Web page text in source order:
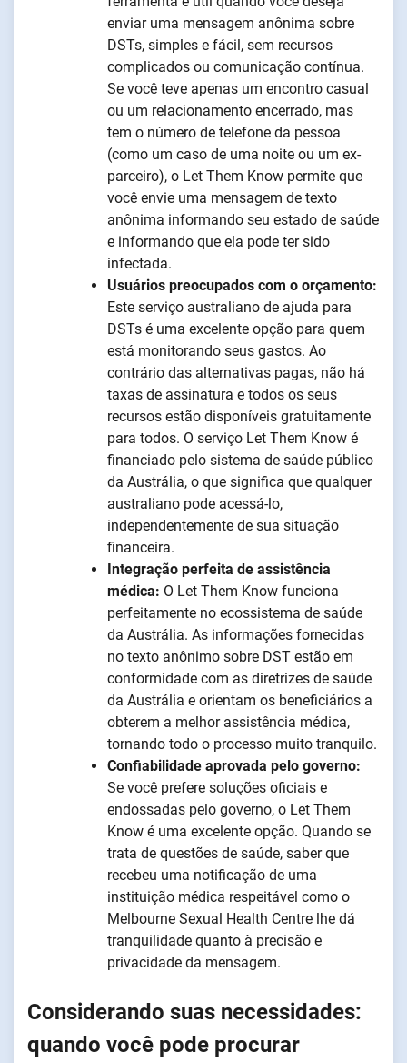
enviar uma mensagem anônima sobre
DSTs, simples e fácil, sem recursos
complicados ou comunicação contínua.
Se você teve apenas um encontro casual
ou um relacionamento encerrado, mas
tem o número de telefone da pessoa
(como um caso de uma noite ou um ex-
parceiro), o Let Them Know permite que
você envie uma mensagem de texto
anônima informando seu estado de saúde
e informando que ela pode ter sido
infectada.
Usuários preocupados com o orçamento:
Este serviço australiano de ajuda para
DSTs é uma excelente opção para quem
está monitorando seus gastos. Ao
contrário das alternativas pagas, não há
taxas de assinatura e todos os seus
recursos estão disponíveis gratuitamente
para todos. O serviço Let Them Know é
financiado pelo sistema de saúde público
da Austrália, o que significa que qualquer
australiano pode acessá-lo,
independentemente de sua situação
financeira.
Integração perfeita de assistência
médica: O Let Them Know funciona
perfeitamente no ecossistema de saúde
da Austrália. As informações fornecidas
no texto anônimo sobre DST estão em
conformidade com as diretrizes de saúde
da Austrália e orientam os beneficiários a
obterem a melhor assistência médica,
tornando todo o processo muito tranquilo.
Confiabilidade aprovada pelo governo:
Se você prefere soluções oficiais e
endossadas pelo governo, o Let Them
Know é uma excelente opção. Quando se
trata de questões de saúde, saber que
recebeu uma notificação de uma
instituição médica respeitável como o
Melbourne Sexual Health Centre lhe dá
tranquilidade quanto à precisão e
privacidade da mensagem.
Considerando suas necessidades:
quando você pode procurar